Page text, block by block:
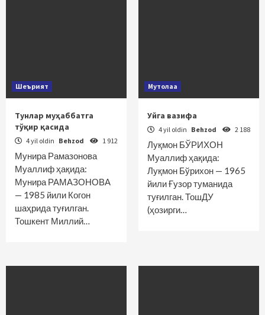
Шеърият
Тунлар муҳаббатга
тўқир қасида
4 yil oldin Behzod 1 912
Мунира Рамазонова
Муаллиф ҳақида:
Мунира РАМАЗОНОВА
— 1985 йили Когон
шаҳрида туғилган.
Тошкент Миллий…
Мутолаа
Уйга вазифа
4 yil oldin Behzod 2 188
Луқмон БЎРИХОН
Муаллиф ҳақида:
Луқмон Бўрихон — 1965
йили Ғузор туманида
туғилган. ТошДУ
(ҳозирги…